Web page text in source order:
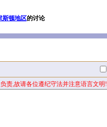
斯顿地区的讨论
责,故请各位遵纪守法并注意语言文明!